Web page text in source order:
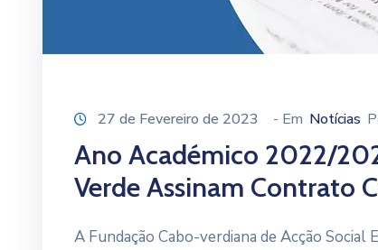
27 de Fevereiro de 2023 - Em Notícias
Ano Académico 2022/
Verde Assinam Contrato
A Fundação Cabo-verdiana de Acção